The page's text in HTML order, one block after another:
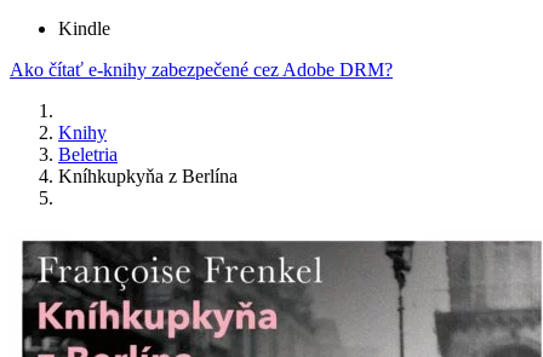
Kindle
Ako čítať e-knihy zabezpečené cez Adobe DRM?
Knihy
Beletria
Kníhkupkyňa z Berlína